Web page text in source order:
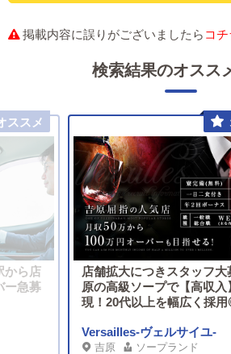
掲載内容に誤りがございましたら コチ
検索結果のオスス
から店
ー急募
店舗拡大につきスタッフ大
原の高級ソープで【高収入
現！20代以上を幅広く採
Versailles-ヴェルサイユ-
吉原 ソープランド